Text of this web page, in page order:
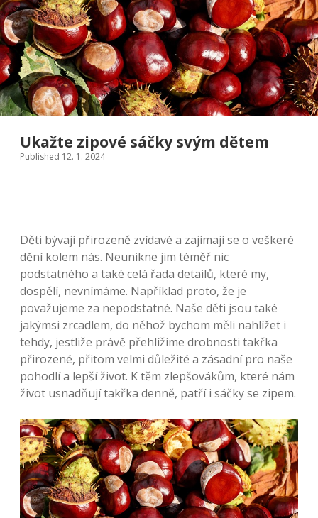
Ukažte zipové sáčky svým dětem
Published 12. 1. 2024
Děti bývají přirozeně zvídavé a zajímají se o veškeré
dění kolem nás. Neunikne jim téměř nic
podstatného a také celá řada detailů, které my,
dospělí, nevnímáme. Například proto, že je
považujeme za nepodstatné. Naše děti jsou také
jakýmsi zrcadlem, do něhož bychom měli nahlížet i
tehdy, jestliže právě přehlížíme drobnosti takřka
přirozené, přitom velmi důležité a zásadní pro naše
pohodlí a lepší život. K těm zlepšovákům, které nám
život usnadňují takřka denně, patří i sáčky se zipem.